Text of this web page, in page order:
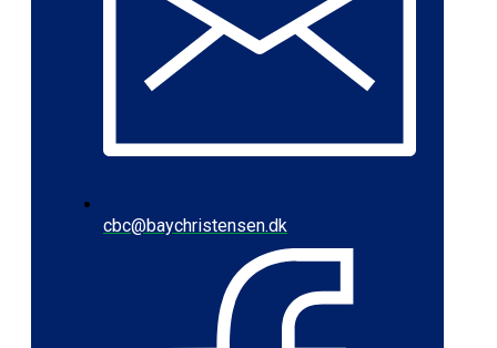
cbc@baychristensen.dk